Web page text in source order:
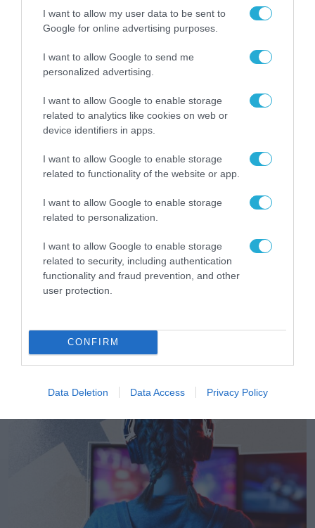
I want to allow my user data to be sent to
Google for online advertising purposes.
I want to allow Google to send me
personalized advertising.
I want to allow Google to enable storage
related to analytics like cookies on web or
device identifiers in apps.
I want to allow Google to enable storage
related to functionality of the website or app.
I want to allow Google to enable storage
related to personalization.
I want to allow Google to enable storage
related to security, including authentication
functionality and fraud prevention, and other
user protection.
CONFIRM
Data Deletion Data Access Privacy Policy
Η πιο ταξιδιάρικη
καλοκαιριού έχει την
υπογραφή της Xiaomi
31.07.2026
ΟΛΗ Η ΡΟΗ ΕΙΔΗΣΕΩΝ
ΔΙΕΘΝΗ ΕΡΓΑ